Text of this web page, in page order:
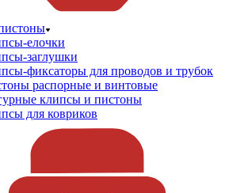
елочки
заглушки
фиксаторы для проводов и трубок
распорные и винтовые
клипсы и пистоны
для ковриков